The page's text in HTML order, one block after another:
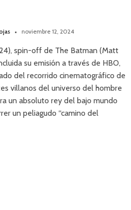
noviembre 12, 2024
spin-off de The Batman (Matt
su emisión a través de HBO,
del recorrido cinematográfico de
villanos del universo del hombre
un absoluto rey del bajo mundo
un peliagudo “camino del